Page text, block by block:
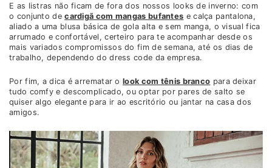
E as listras não ficam de fora dos nossos looks de inverno: com
o conjunto decardigã com mangas bufantes e calça pantalona,
aliado a uma blusa básica de gola alta e sem manga, o visual fica
arrumado e confortável, certeiro para te acompanhar desde os
mais variados compromissos do fim de semana, até os dias de
trabalho, dependendo do dress code da empresa.
Por fim, a dica é arrematar o look com tênis branco para deixar
tudo comfy e descomplicado, ou optar por pares de salto se
quiser algo elegante para ir ao escritório ou jantar na casa dos
amigos.